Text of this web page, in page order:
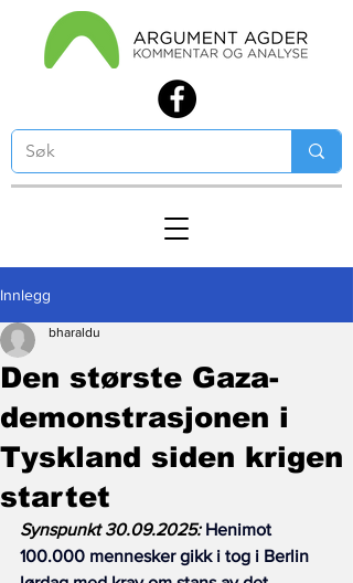
Innlegg
Den største Gaza-
demonstrasjonen i
Tyskland siden krigen
startet
bharaldu
Synspunkt 30.09.2025: Henimot
100.000 mennesker gikk i tog i Berlin